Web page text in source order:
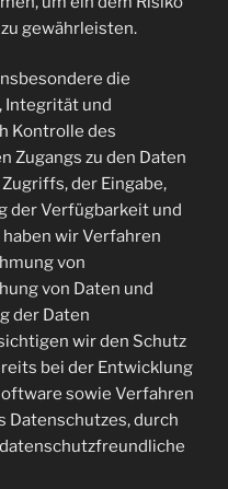
gewährleisten.
die
Integrität und
Kontrolle des
Zugangs zu den Daten
der Eingabe,
der Verfügbarkeit und
wir Verfahren
von
von Daten und
der Daten
wir den Schutz
bei der Entwicklung
sowie Verfahren
Datenschutzes, durch